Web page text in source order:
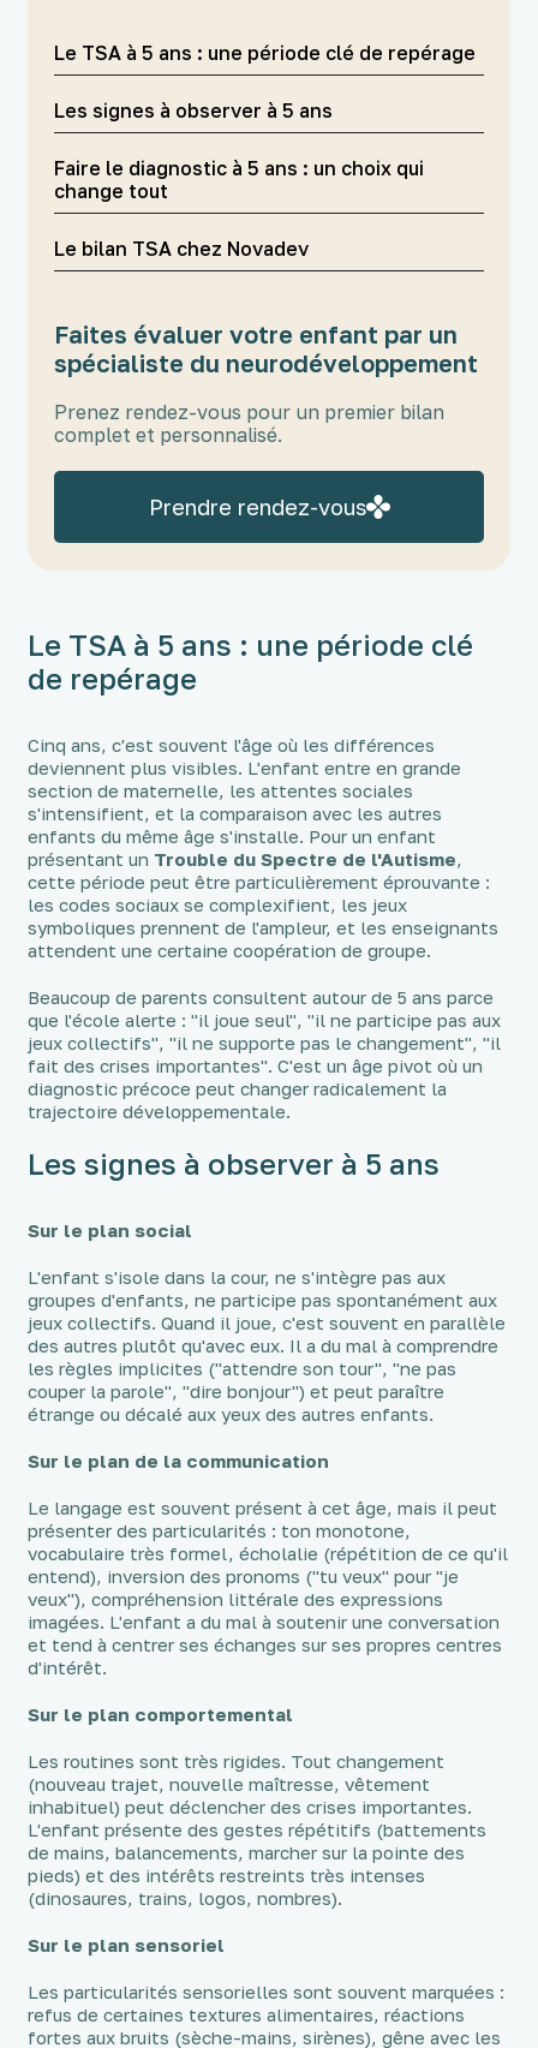
Le TSA à 5 ans : une période clé de repérage
Les signes à observer à 5 ans
Faire le diagnostic à 5 ans : un choix qui
change tout
Le bilan TSA chez Novadev
Faites évaluer votre enfant par un
spécialiste du neurodéveloppement
Prenez rendez-vous pour un premier bilan
complet et personnalisé.
Prendre rendez-vous
Le TSA à 5 ans : une période clé
de repérage
Cinq ans, c'est souvent l'âge où les différences
deviennent plus visibles. L'enfant entre en grande
section de maternelle, les attentes sociales
s'intensifient, et la comparaison avec les autres
enfants du même âge s'installe. Pour un enfant
présentant un Trouble du Spectre de l'Autisme
cette période peut être particulièrement éprouvante :
les codes sociaux se complexifient, les jeux
symboliques prennent de l'ampleur, et les enseignants
attendent une certaine coopération de groupe.
Beaucoup de parents consultent autour de 5 ans parce
que l'école alerte : "il joue seul", "il ne participe pas aux
jeux collectifs", "il ne supporte pas le changement", "il
fait des crises importantes". C'est un âge pivot où un
diagnostic précoce peut changer radicalement la
trajectoire développementale.
Les signes à observer à 5 ans
Sur le plan social
L'enfant s'isole dans la cour, ne s'intègre pas aux
groupes d'enfants, ne participe pas spontanément aux
jeux collectifs. Quand il joue, c'est souvent en parallèle
des autres plutôt qu'avec eux. Il a du mal à comprendre
les règles implicites ("attendre son tour", "ne pas
couper la parole", "dire bonjour") et peut paraître
étrange ou décalé aux yeux des autres enfants.
Sur le plan de la communication
Le langage est souvent présent à cet âge, mais il peut
présenter des particularités : ton monotone,
vocabulaire très formel, écholalie (répétition de ce qu'il
entend), inversion des pronoms ("tu veux" pour "je
veux"), compréhension littérale des expressions
imagées. L'enfant a du mal à soutenir une conversation
et tend à centrer ses échanges sur ses propres centres
d'intérêt.
Sur le plan comportemental
Les routines sont très rigides. Tout changement
(nouveau trajet, nouvelle maîtresse, vêtement
inhabituel) peut déclencher des crises importantes.
L'enfant présente des gestes répétitifs (battements
de mains, balancements, marcher sur la pointe des
pieds) et des intérêts restreints très intenses
(dinosaures, trains, logos, nombres).
Sur le plan sensoriel
Les particularités sensorielles sont souvent marquées :
refus de certaines textures alimentaires, réactions
fortes aux bruits (sèche-mains, sirènes), gêne avec les